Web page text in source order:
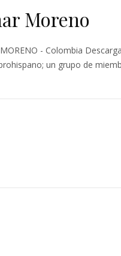
Moreno
- Colombia
un grupo de